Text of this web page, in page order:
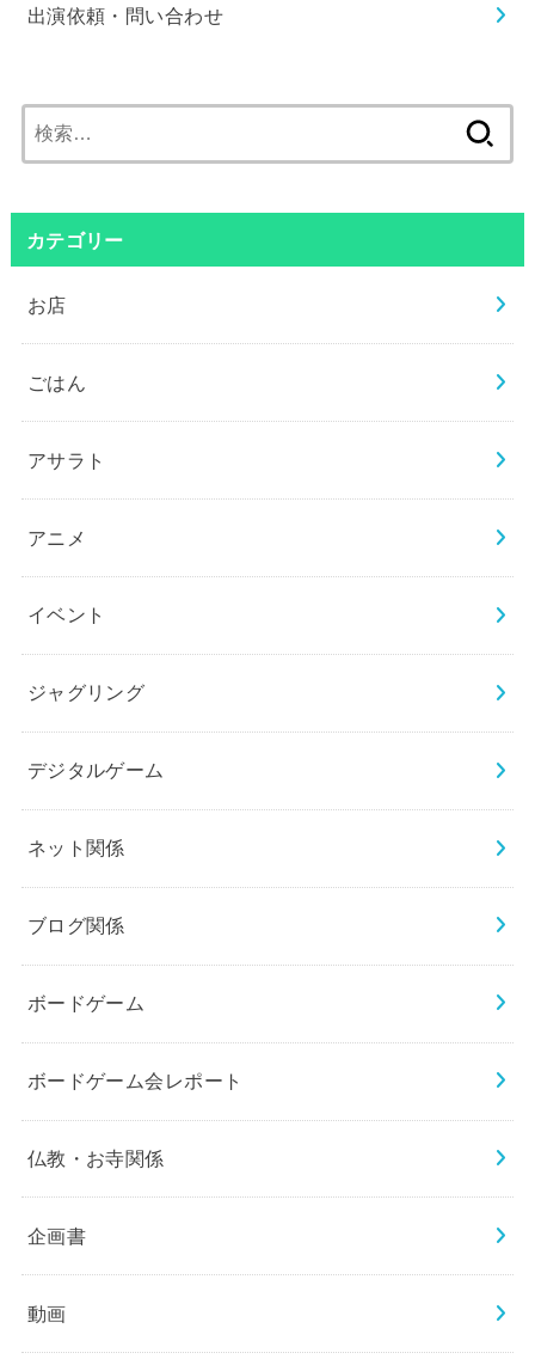
出演依頼・問い合わせ
索:
カテゴリー
お店
ごはん
アサラト
アニメ
イベント
ジャグリング
デジタルゲーム
ネット関係
ブログ関係
ボードゲーム
ボードゲーム会レポート
仏教・お寺関係
企画書
動画